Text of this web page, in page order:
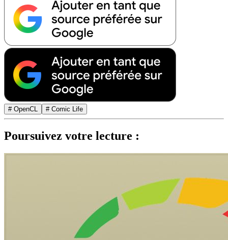
# OpenCL # Comic Life
Poursuivez votre lecture :